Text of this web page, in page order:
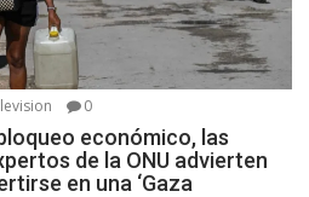
0
económico, las
de la ONU advierten
en una ‘Gaza